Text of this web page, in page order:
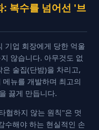
: 복수를 넘어선 '브
기업 회장에게 당한 억울
않습니다. 아무것도 없
술집(단밤)을 차리고,
뉴를 개발하며 최고의
끓게 만듭니다.
협하지 않는 원칙"은 멋
수해야 하는 현실적인 손